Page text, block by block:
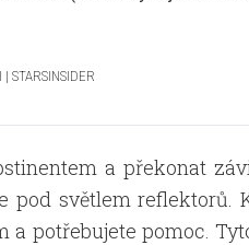
STARSINSIDER
a překonat
pod světlem reflektorů.
a potřebujete pomoc.